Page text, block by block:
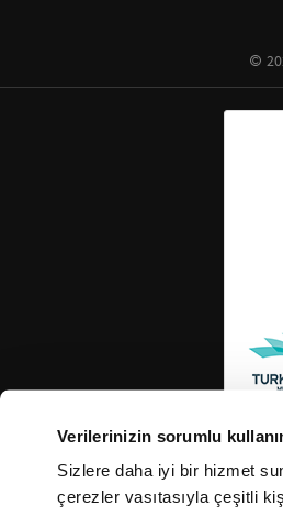
Verilerinizin sorumlu
Sizlere daha iyi bir hizmet
çerezler vasıtasıyla çeşitli